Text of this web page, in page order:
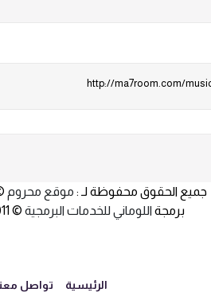
جميع الحقوق محفوظة لـ : موقع محروم
برمجة اللوماني للخدمات البرمجية © 2011
الرئيسية تواصل